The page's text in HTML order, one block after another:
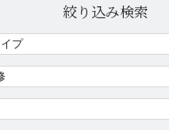
絞り込み検索